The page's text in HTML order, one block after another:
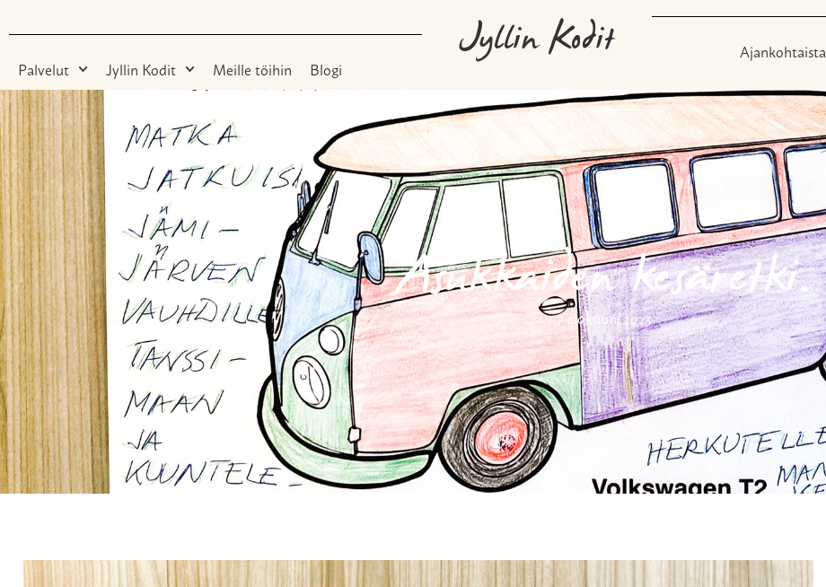
Palvelut Jyllin Kodit Meille töihin Blogi Jyllin Kodit Ajankohtaista
Asukkaiden kesäretki.
7 elokuun, 2023